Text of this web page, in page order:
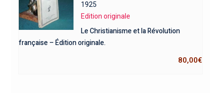
1925
Edition originale
Le Christianisme et la Révolution
française – Édition originale.
80,00€